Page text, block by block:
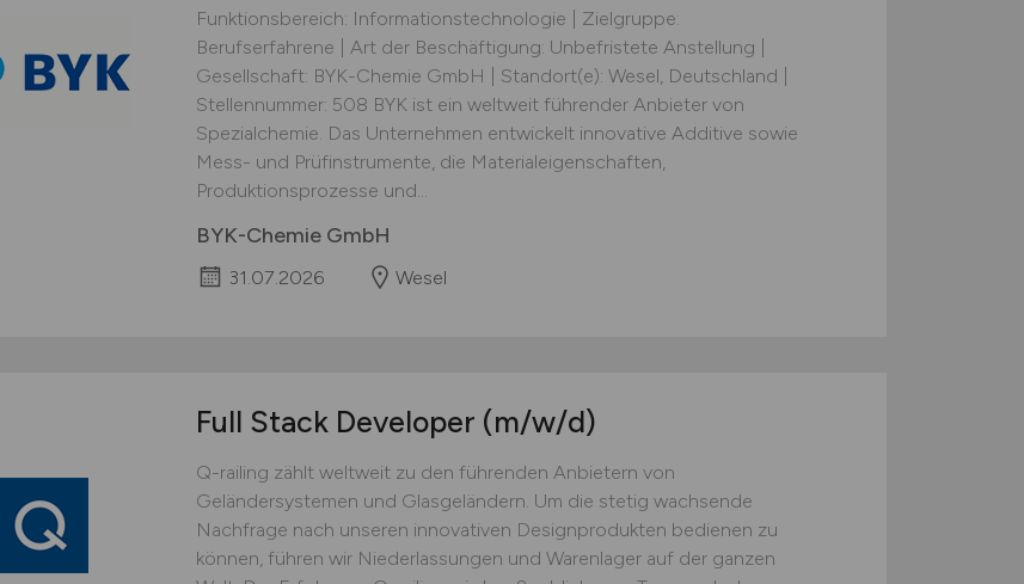
Funktionsbereich: Informationstechnologie | Zielgruppe:
Berufserfahrene | Art der Beschäftigung: Unbefristete Anstellung |
Gesellschaft: BYK-Chemie GmbH | Standort(e): Wesel, Deutschland |
Stellennummer: 508 BYK ist ein weltweit führender Anbieter von
Spezialchemie. Das Unternehmen entwickelt innovative Additive sowie
Mess- und Prüfinstrumente, die Materialeigenschaften,
Produktionsprozesse und...
BYK-Chemie GmbH
31.07.2026 Wesel
Full Stack Developer (m/w/d)
Q-railing zählt weltweit zu den führenden Anbietern von
Geländersystemen und Glasgeländern. Um die stetig wachsende
Nachfrage nach unseren innovativen Designprodukten bedienen zu
können, führen wir Niederlassungen und Warenlager auf der ganzen